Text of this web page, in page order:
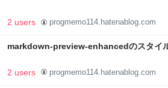
2 users progmemo114.hatenablog.com
markdown-preview-enhancedのスタイ
2 users progmemo114.hatenablog.com